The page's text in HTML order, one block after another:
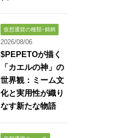
仮想通貨の種類･銘柄
2026/08/06
$PEPETOが描く
「カエルの神」の
世界観：ミーム文
化と実用性が織り
なす新たな物語